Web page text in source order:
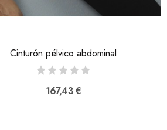
Cinturón pélvico abdominal
167,43 €